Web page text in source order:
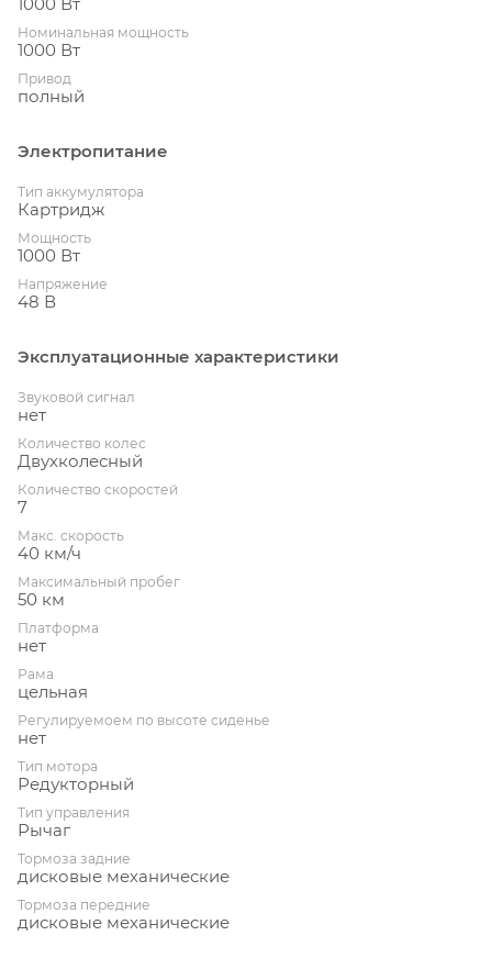
1000 Вт
Номинальная мощность
1000 Вт
Привод
полный
Электропитание
Тип аккумулятора
Картридж
Мощность
1000 Вт
Напряжение
48 В
Эксплуатационные характеристики
Звуковой сигнал
нет
Количество колес
Двухколесный
Количество скоростей
7
Макс. скорость
40 км/ч
Максимальный пробег
50 км
Платформа
нет
Рама
цельная
Регулируемоем по высоте сиденье
нет
Тип мотора
Редукторный
Тип управления
Рычаг
Тормоза задние
дисковые механические
Тормоза передние
дисковые механические